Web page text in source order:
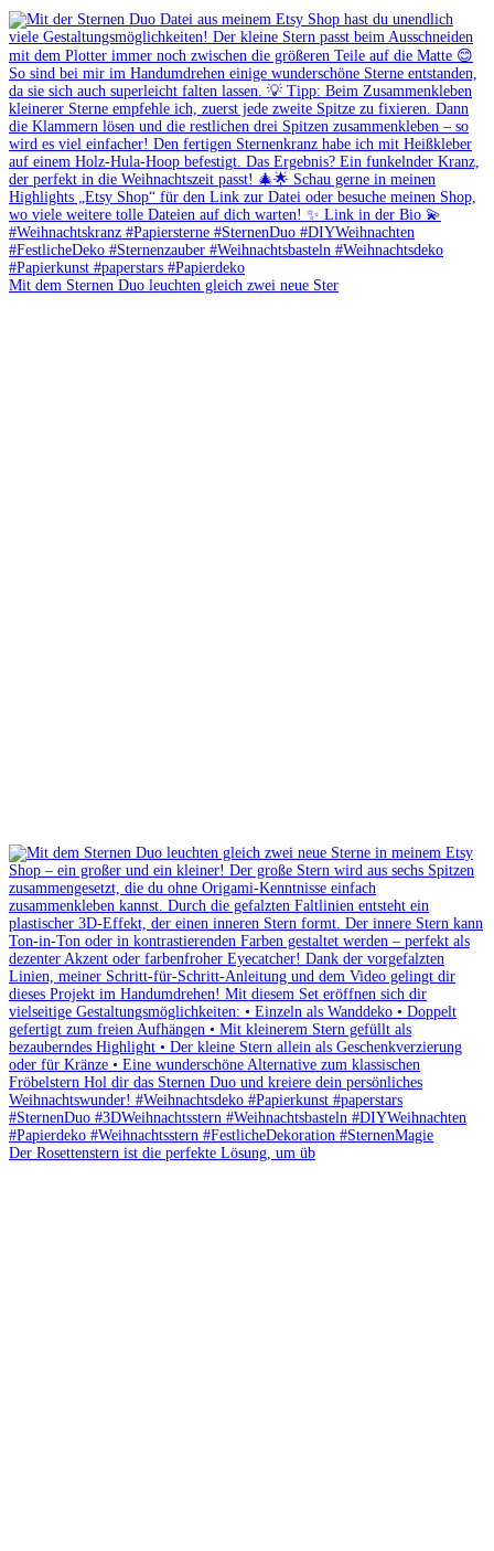
Mit dem Sternen Duo leuchten gleich zwei neue Ster
Der Rosettenstern ist die perfekte Lösung, um üb